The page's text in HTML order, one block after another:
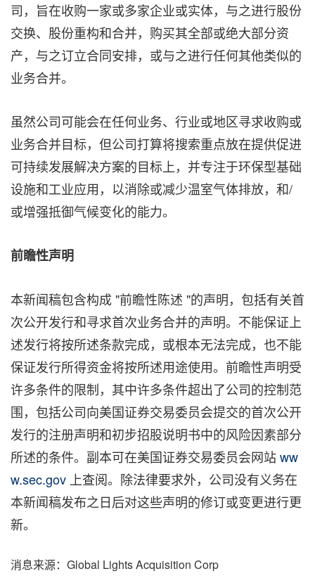
司，旨在收购一家或多家企业或实体，与之进行股份
交换、股份重构和合并，购买其全部或绝大部分资
产，与之订立合同安排，或与之进行任何其他类似的
业务合并。
虽然公司可能会在任何业务、行业或地区寻求收购或
业务合并目标，但公司打算将搜索重点放在提供促进
可持续发展解决方案的目标上，并专注于环保型基础
设施和工业应用，以消除或减少温室气体排放，和/
或增强抵御气候变化的能力。
前瞻性声明
本新闻稿包含构成 "前瞻性陈述 "的声明，包括有关首
次公开发行和寻求首次业务合并的声明。不能保证上
述发行将按所述条款完成，或根本无法完成，也不能
保证发行所得资金将按所述用途使用。前瞻性声明受
许多条件的限制，其中许多条件超出了公司的控制范
围，包括公司向美国证券交易委员会提交的首次公开
发行的注册声明和初步招股说明书中的风险因素部分
所述的条件。副本可在美国证券交易委员会网站ww
w.sec.gov 上查阅。除法律要求外，公司没有义务在
本新闻稿发布之日后对这些声明的修订或变更进行更
新。
消息来源：Global Lights Acquisition Corp